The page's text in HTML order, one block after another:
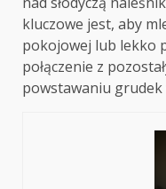
kluczowe jest, aby
pokojowej lub lekko
połączenie z
powstawaniu grudek